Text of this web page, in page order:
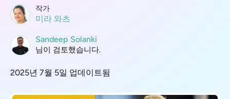
작가
미라 와츠
Sandeep Solanki
님이 검토했습니다.
2025년 7월 5일 업데이트됨